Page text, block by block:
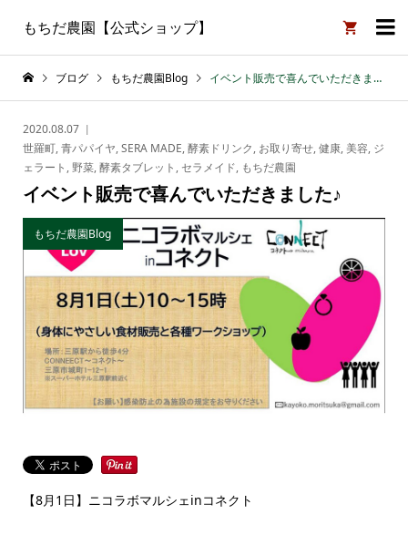
もちだ農園【公式ショップ】 
ブログ もちだ農園Blog イベント販売で喜んでいただきました♪
2020.08.07
世羅町,青パパイヤ,SERA MADE,酵素ドリンク, お取り寄せ,健康,美容, ジ
ェラート ,野菜,酵素タブレット , セラメイド, もちだ農園
イベント販売で喜んでいただきました♪
もちだ農園Blog
【8月1日】ニコラボマルシェinコネクト